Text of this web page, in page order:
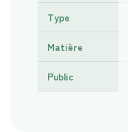
Type
Matière
Public